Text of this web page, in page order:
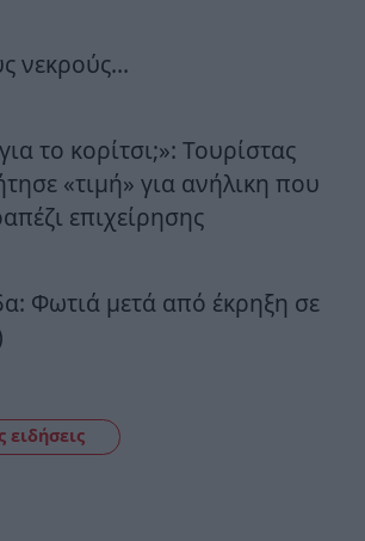
νεκρούς…
το κορίτσι;»: Τουρίστας
«τιμή» για ανήλικη που
επιχείρησης
Φωτιά μετά από έκρηξη σε
ειδήσεις